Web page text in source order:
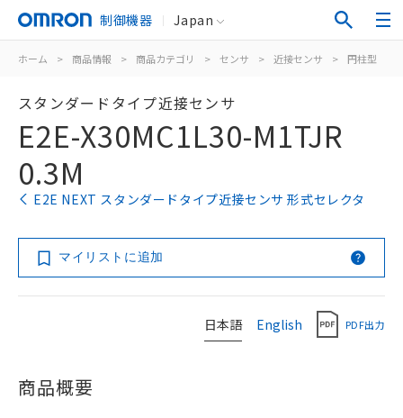
制御機器 Japan
ホーム > 商品情報 > 商品カテゴリ > センサ > 近接センサ > 円柱型
スタンダードタイプ近接センサ
E2E-X30MC1L30-M1TJR
0.3M
E2E NEXT スタンダードタイプ近接センサ 形式セレクタ
マイリストに追加
日本語 English PDF出力
商品概要